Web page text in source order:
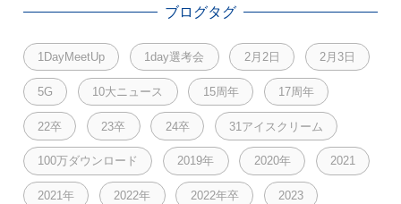
ブログタグ
1DayMeetUp 1day選考会 2月2日 2月3日
5G 10大ニュース 15周年 17周年
22卒 23卒 24卒 31アイスクリーム
100万ダウンロード 2019年 2020年 2021
2021年 2022年 2022年卒 2023